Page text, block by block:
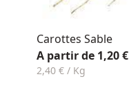
Carottes Sable
A partir de 1,20 €
2,40 € / Kg